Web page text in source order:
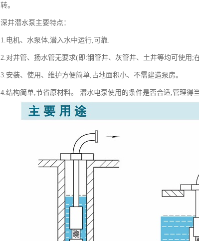
转。
深井潜水泵主要特点：
1.电机、水泵体,潜入水中运行,可靠.
2.对井管、扬水管无要求(即:钢管井、灰管井、土井等均可使用;
3.安装、使用、维护方便简单,占地面积小、不需建造泵房。
4.结构简单,节省原材料。 潜水电泵使用的条件是否合适,管理得